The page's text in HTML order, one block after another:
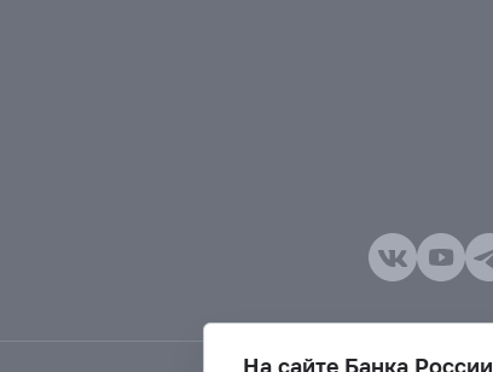
На сайте Банка России